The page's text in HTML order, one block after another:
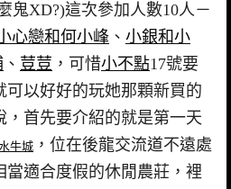
鬼XD?)這次參加人數10人－
心戀和何小峰 、 小銀和小
、 荳荳 ，可惜小不點17號要
可以好好的玩她那顆新買的
，首先要介紹的就是第一天
牛城 ，位在後龍交流道不遠處
當適合度假的休閒農莊，裡